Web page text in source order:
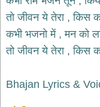
bhajans
बाबा
बालक
baba
balak
तो जीवन ये तेरा , किस
कभी भजनो में , मन को
तो जीवन ये तेरा , किस
Bhajan Lyrics &